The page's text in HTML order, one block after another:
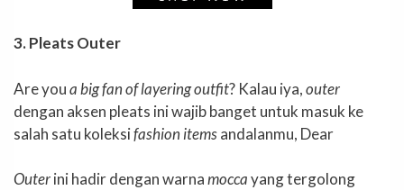
3. Pleats Outer
Are youa big fan of layering outfit? Kalau iya,outer
dengan aksen pleats ini wajib banget untuk masuk ke
salah satu koleksifashion itemsandalanmu, Dear
Outerini hadir dengan warnamoccayang tergolong